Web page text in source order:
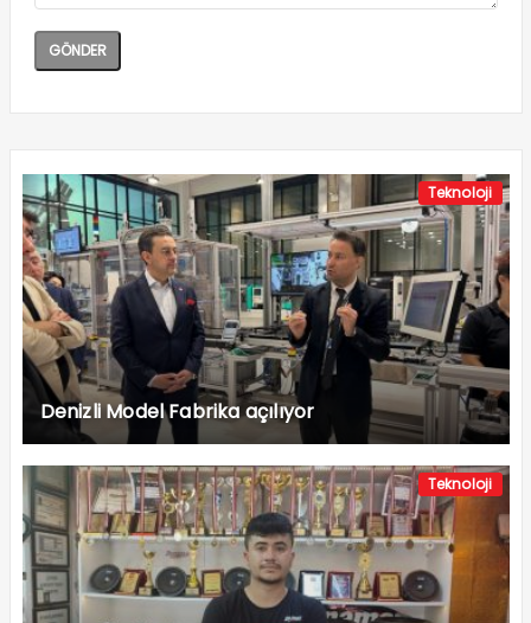
Teknoloji
Denizli Model Fabrika açılıyor
Teknoloji